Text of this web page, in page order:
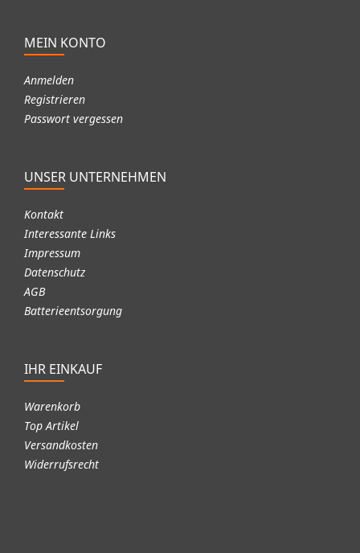
MEIN KONTO
Anmelden
Registrieren
Passwort vergessen
UNSER UNTERNEHMEN
Kontakt
Interessante Links
Impressum
Datenschutz
AGB
Batterieentsorgung
IHR EINKAUF
Warenkorb
Top Artikel
Versandkosten
Widerrufsrecht